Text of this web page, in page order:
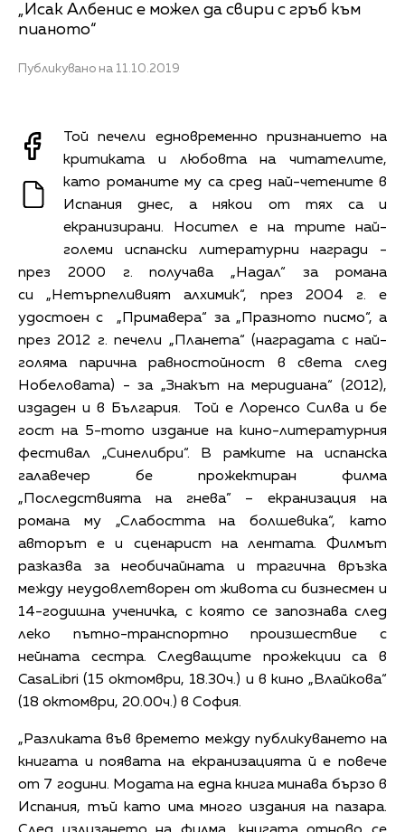
„Исак Албенис е можел да свири с гръб към
пианото“
Публикувано на 11.10.2019
Той печели едновременно признанието на
критиката и любовта на читателите,
като романите му са сред най-четените в
Испания днес, а някои от тях са и
екранизирани. Носител е на трите най-
големи испански литературни награди -
през 2000 г. получава „Надал“ за романа
си „Нетърпеливият алхимик“, през 2004 г. е
удостоен с „Примавера“ за „Празното писмо“, а
през 2012 г. печели „Планета“ (наградата с най-
голяма парична равностойност в света след
Нобеловата) - за „Знакът на меридиана“ (2012),
издаден и в България. Той е Лоренсо Силва и бе
гост на 5-тото издание на кино-литературния
фестивал „Синелибри“. В рамките на испанска
галавечер бе прожектиран филма
„Последствията на гнева” – екранизация на
романа му „Слабостта на болшевика“, като
авторът е и сценарист на лентата. Филмът
разказва за необичайната и трагична връзка
между неудовлетворен от живота си бизнесмен и
14-годишна ученичка, с която се запознава след
леко пътно-транспортно произшествие с
нейната сестра. Следващите прожекции са в
CasaLibri (15 октомври, 18.30ч.) и в кино „Влайкова“
(18 октомври, 20.00ч.) в София.
„Разликата във времето между публикуването на
книгата и появата на екранизацията й е повече
от 7 години. Модата на една книга минава бързо в
Испания, тъй като има много издания на пазара.